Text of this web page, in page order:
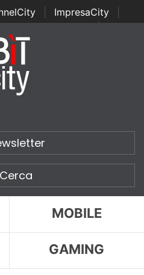
ImpresaCity
Channel Awards | Italian
Security Awards
Cerca
MOBILE
GAMING